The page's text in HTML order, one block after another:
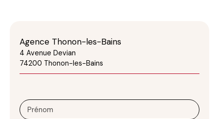
Agence Thonon-les-Bains
4 Avenue Devian
74200 Thonon-les-Bains
Prénom